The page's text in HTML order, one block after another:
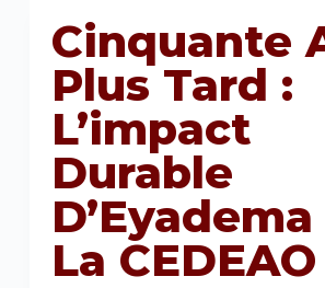
Cinquante
Plus Tard :
L’impact
Durable
La CEDEAO